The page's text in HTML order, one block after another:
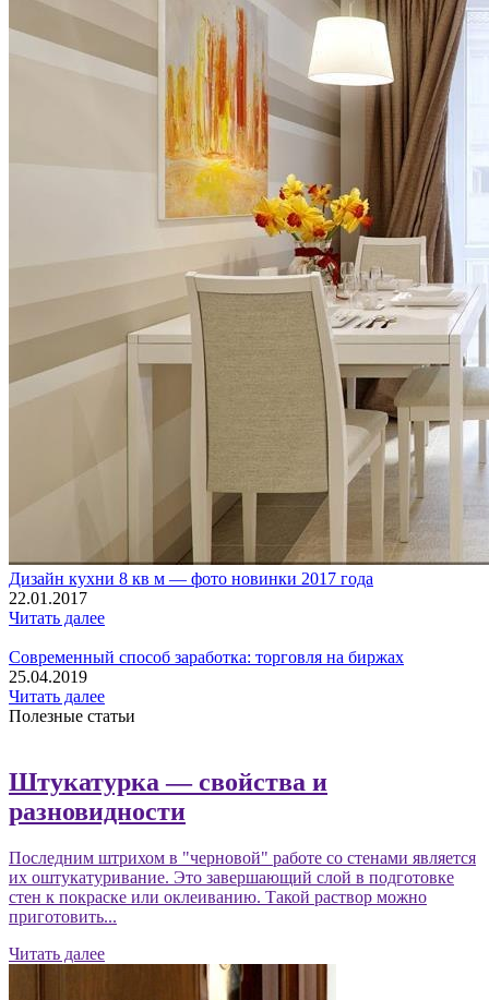
Дизайн кухни 8 кв м — фото новинки 2017 года
22.01.2017
Читать далее
Современный способ заработка: торговля на биржах
25.04.2019
Читать далее
Полезные статьи
Штукатурка — свойства и
разновидности
Последним штрихом в "черновой" работе со стенами является
их оштукатуривание. Это завершающий слой в подготовке
стен к покраске или оклеиванию. Такой раствор можно
приготовить...
Читать далее